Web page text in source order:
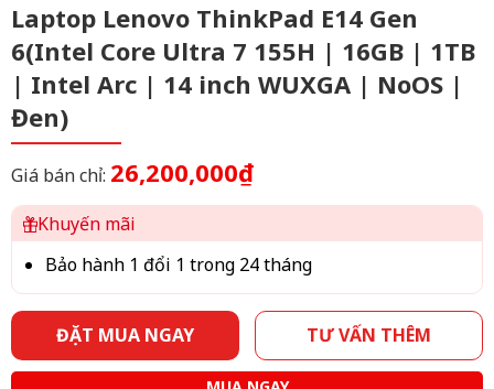
Laptop Lenovo ThinkPad E14 Gen
6(Intel Core Ultra 7 155H | 16GB | 1TB
| Intel Arc | 14 inch WUXGA | NoOS |
Đen)
Giá bán chỉ: 26,200,000₫
Khuyến mãi
Bảo hành 1 đổi 1 trong 24 tháng
ĐẶT MUA NGAY TƯ VẤN THÊM